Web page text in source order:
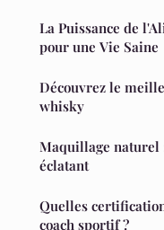
La Puissance de
pour une Vie Saine
Découvrez le
whisky
Maquillage naturel
éclatant
Quelles
coach sportif ?